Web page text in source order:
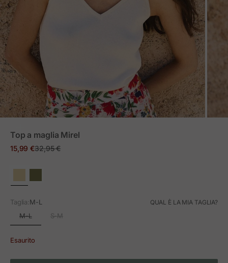
Top a maglia Mirel
Prezzo in offerta
15,99 €Prezzo normale
32,95 €
Taglia:M-L QUAL È LA MIA TAGLIA?
M-L S-M
Esaurito